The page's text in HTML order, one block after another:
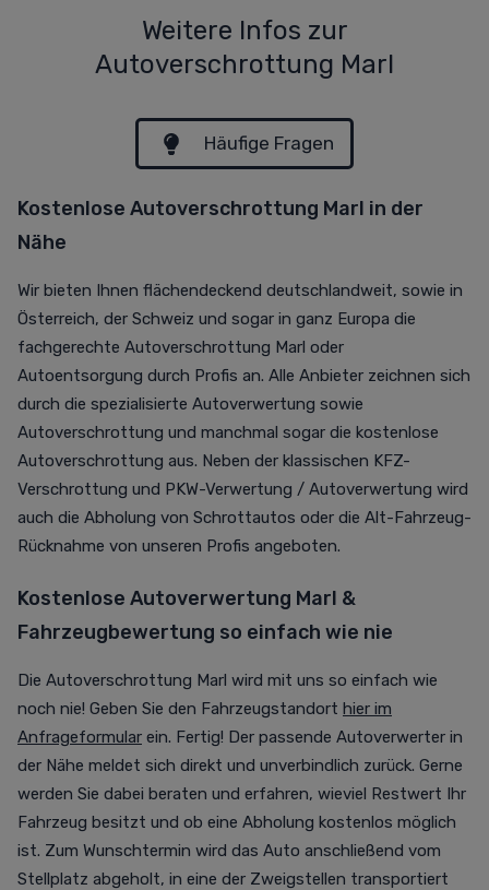
Weitere Infos zur
Autoverschrottung Marl
Häufige Fragen
Kostenlose Autoverschrottung Marl in der
Nähe
Wir bieten Ihnen flächendeckend deutschlandweit, sowie in
Österreich, der Schweiz und sogar in ganz Europa die
fachgerechte Autoverschrottung Marl oder
Autoentsorgung durch Profis an. Alle Anbieter zeichnen sich
durch die spezialisierte Autoverwertung sowie
Autoverschrottung und manchmal sogar die kostenlose
Autoverschrottung aus. Neben der klassischen KFZ-
Verschrottung und PKW-Verwertung / Autoverwertung wird
auch die Abholung von Schrottautos oder die Alt-Fahrzeug-
Rücknahme von unseren Profis angeboten.
Kostenlose Autoverwertung Marl &
Fahrzeugbewertung so einfach wie nie
Die Autoverschrottung Marl wird mit uns so einfach wie
noch nie! Geben Sie den Fahrzeugstandort hier im
Anfrageformular ein. Fertig! Der passende Autoverwerter in
der Nähe meldet sich direkt und unverbindlich zurück. Gerne
werden Sie dabei beraten und erfahren, wieviel Restwert Ihr
Fahrzeug besitzt und ob eine Abholung kostenlos möglich
ist. Zum Wunschtermin wird das Auto anschließend vom
Stellplatz abgeholt, in eine der Zweigstellen transportiert